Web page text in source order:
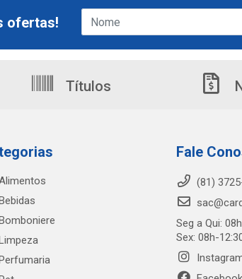
ofertas!
Títulos
Fale
(81)
Seg a Qui:
Sex: 08h-